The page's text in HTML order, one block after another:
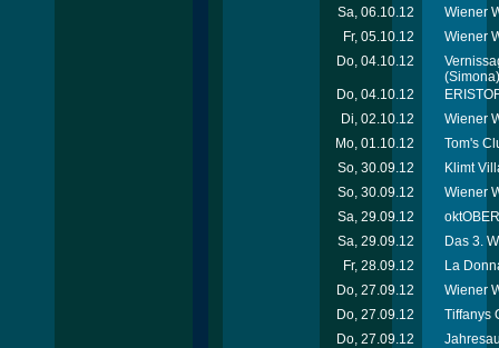
Sa, 06.10.12
Wiener
Fr, 05.10.12
Wiener
Do, 04.10.12
(Simona)
Do, 04.10.12
Di, 02.10.12
Wiener
Mo, 01.10.12
Tom's
So, 30.09.12
Klimt
So, 30.09.12
Wiener
Sa, 29.09.12
Sa, 29.09.12
Das 3.
Fr, 28.09.12
La
Do, 27.09.12
Wiener
Do, 27.09.12
Tiffanys
Do, 27.09.12